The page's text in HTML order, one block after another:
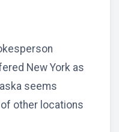
New York as
seems
other locations